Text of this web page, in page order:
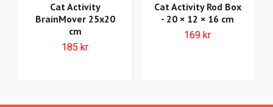
Cat Activity
BrainMover 25x20
cm
185 kr
Cat Activity Rod Box
- 20 × 12 × 16 cm
169 kr